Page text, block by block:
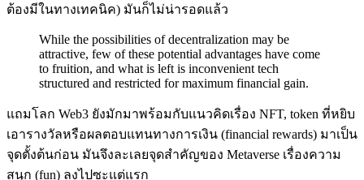
ต้องมีในทางเทคนิค) มันก็ไม่น่ารอดแล้ว
While the possibilities of decentralization may be
attractive, few of these potential advantages have come
to fruition, and what is left is inconvenient tech
structured and restricted for maximum financial gain.
แถมโลก Web3 ยังมักมาพร้อมกับแนวคิดเรื่อง NFT, token ที่หยิบ
เอารางวัลหรือผลตอบแทนทางการเงิน (financial rewards) มาเป็น
จุดตั้งต้นก่อน มันจึงละเลยจุดสำคัญของ Metaverse เรื่องความ
สนุก (fun) ลงไปซะแต่แรก